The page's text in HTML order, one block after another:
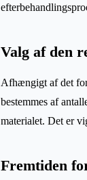
Valg af den
Afhængigt af det
bestemmes af
materialet. Det er
Fremtiden